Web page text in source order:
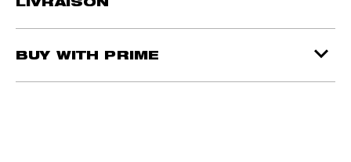
BUY WITH PRIME